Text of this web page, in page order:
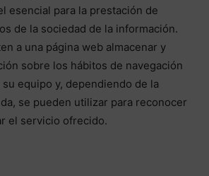
esencial para la prestación de
de la sociedad de la información.
a una página web almacenar y
sobre los hábitos de navegación
equipo y, dependiendo de la
se pueden utilizar para reconocer
el servicio ofrecido.